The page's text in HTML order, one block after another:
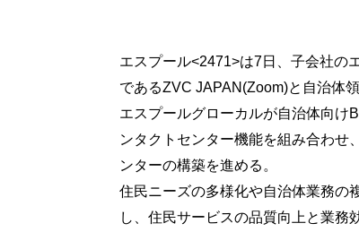
エスプール<2471>は7日、子会社の
であるZVC JAPAN(Zoom)と自治体
エスプールグローカルが自治体向け
ンタクトセンター機能を組み合わせ
ンターの構築を進める。
住民ニーズの多様化や自治体業務の
し、住民サービスの品質向上と業務